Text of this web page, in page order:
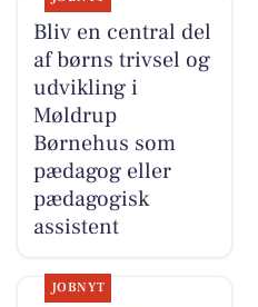
Bliv en central del
af børns trivsel og
udvikling i
Møldrup
Børnehus som
pædagog eller
pædagogisk
assistent
JOBNYT